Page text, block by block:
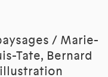
/ Marie-
Tate, Bernard
illustration